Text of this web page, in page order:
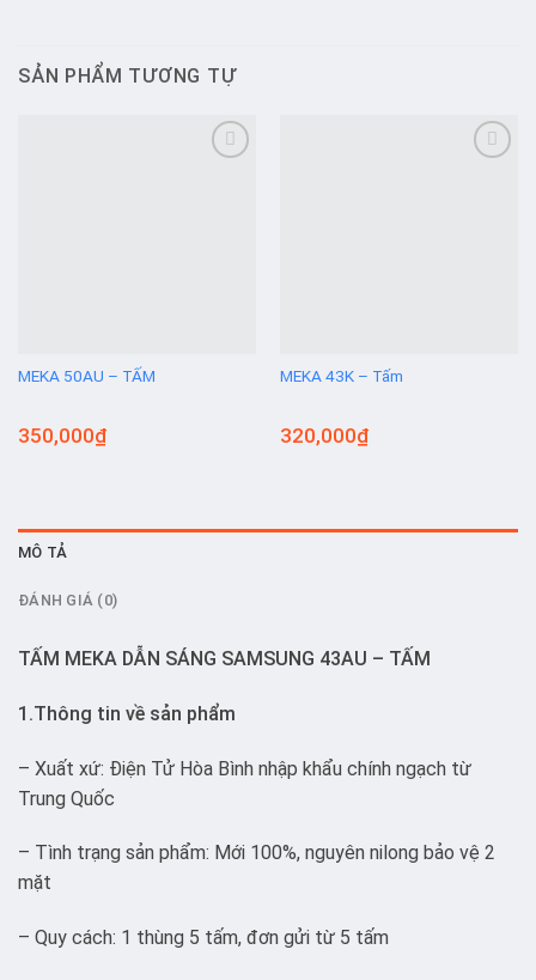
SẢN PHẨM TƯƠNG TỰ
MEKA 50AU – TẤM
350,000₫
MEKA 43K – Tấm
320,000₫
MÔ TẢ
ĐÁNH GIÁ (0)
TẤM MEKA DẪN SÁNG SAMSUNG 43AU – TẤM
1.Thông tin về sản phẩm
– Xuất xứ: Điện Tử Hòa Bình nhập khẩu chính ngạch từ
Trung Quốc
– Tình trạng sản phẩm: Mới 100%, nguyên nilong bảo vệ 2
mặt
– Quy cách: 1 thùng 5 tấm, đơn gửi từ 5 tấm